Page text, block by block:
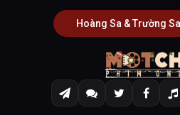
Hoàng Sa & Trường